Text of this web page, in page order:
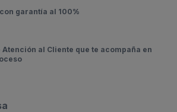
garantía al 100%
Atención al Cliente que te acompaña en